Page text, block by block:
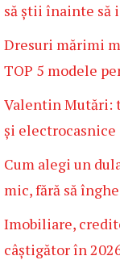
să știi înainte să
Dresuri mărimi
TOP 5 modele
Valentin Mutări:
și
Cum alegi un
mic, fără să
Imobiliare,
câștigător în